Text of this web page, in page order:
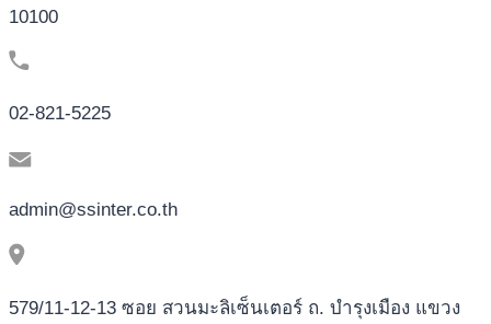
10100
02-821-5225
admin@ssinter.co.th
579/11-12-13 ซอย สวนมะลิเซ็นเตอร์ ถ. บำรุงเมือง แขวง